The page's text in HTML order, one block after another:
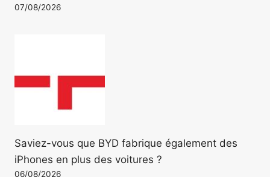
07/08/2026
Saviez-vous que BYD fabrique également des
iPhones en plus des voitures ?
06/08/2026